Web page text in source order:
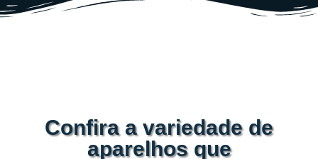
Confira a variedade de
aparelhos que